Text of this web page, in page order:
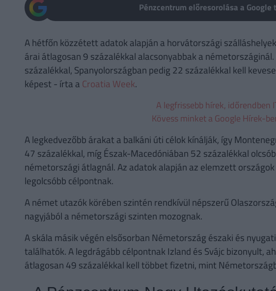
Pénzcentrum előresorolása a
A hétfőn közzétett adatok alapján a horvátországi
árai átlagosan 9 százalékkal alacsonyabbak a
százalékkal, Spanyolországban pedig 22 százalékkal kell
képest - írta a Croatia Week.
A legfrissebb hírek, időrendben
Kövess minket a Google Hírek-
A legkedvezőbb árakat a balkáni úti célok kínálják, így
47 százalékkal, míg Észak-Macedóniában 52 százalékkal
németországi átlagnál. Az adatok alapján az elemzett
legolcsóbb célpontnak.
A német utazók körében szintén rendkívül népszerű
nagyjából a németországi szinten mozognak.
A skála másik végén elsősorban Németország északi és
találhatók. A legdrágább célpontnak Izland és Svájc bizonyult,
átlagosan 49 százalékkal kell többet fizetni, mint